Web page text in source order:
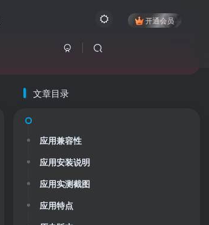
开通会员
文章目录
应用兼容性
应用安装说明
应用实测截图
应用特点